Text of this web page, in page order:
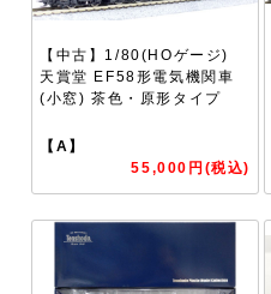
【中古】1/80(HOゲージ)
天賞堂 EF58形電気機関車
(小窓) 茶色・原形タイプ
【A】
55,000円(税込)